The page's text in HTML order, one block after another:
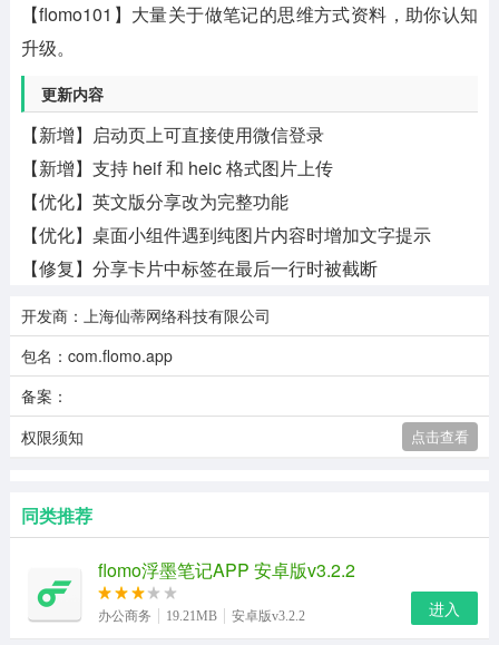
【flomo101】大量关于做笔记的思维方式资料，助你认知
升级。
更新内容
【新增】启动页上可直接使用微信登录
【新增】支持 heif 和 heic 格式图片上传
【优化】英文版分享改为完整功能
【优化】桌面小组件遇到纯图片内容时增加文字提示
【修复】分享卡片中标签在最后一行时被截断
开发商：上海仙蒂网络科技有限公司
包名：com.flomo.app
备案：
权限须知
点击查看
同类推荐
flomo浮墨笔记APP 安卓版v3.2.2
办公商务 19.21MB 安卓版v3.2.2 进入